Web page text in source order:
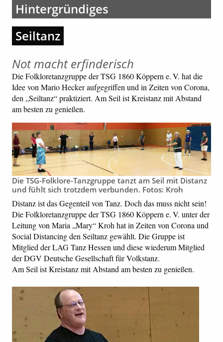
Hintergründiges
Seiltanz
Not macht erfinderisch
Die Folkloretanzgruppe der TSG 1860 Köppern e. V. hat die
Idee von Mario Hecker aufgegriffen und in Zeiten von Corona,
den „Seiltanz“ praktiziert. Am Seil ist Kreistanz mit Abstand
am besten zu genießen.
Die TSG-Folklore-Tanzgruppe tanzt am Seil mit Distanz
und fühlt sich trotzdem verbunden. Fotos: Kroh
Distanz ist das Gegenteil von Tanz. Doch das muss nicht sein!
Die Folkloretanzgruppe der TSG 1860 Köppern e. V. unter der
Leitung von Maria „Mary“ Kroh hat in Zeiten von Corona und
Social Distancing den Seiltanz gewählt. Die Gruppe ist
Mitglied der LAG Tanz Hessen und diese wiederum Mitglied
der DGV Deutsche Gesellschaft für Volkstanz.
Am Seil ist Kreistanz mit Abstand am besten zu genießen.